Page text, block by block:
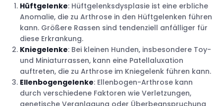
Hüftgelenke: Hüftgelenksdysplasie ist eine erbliche
Anomalie, die zu Arthrose in den Hüftgelenken führen
kann. Größere Rassen sind tendenziell anfälliger für
diese Erkrankung.
Kniegelenke: Bei kleinen Hunden, insbesondere Toy-
und Miniaturrassen, kann eine Patellaluxation
auftreten, die zu Arthrose im Kniegelenk führen kann.
Ellenbogengelenke: Ellenbogen-Arthrose kann
durch verschiedene Faktoren wie Verletzungen,
genetische Veranlagung oder Überbeanspruchung